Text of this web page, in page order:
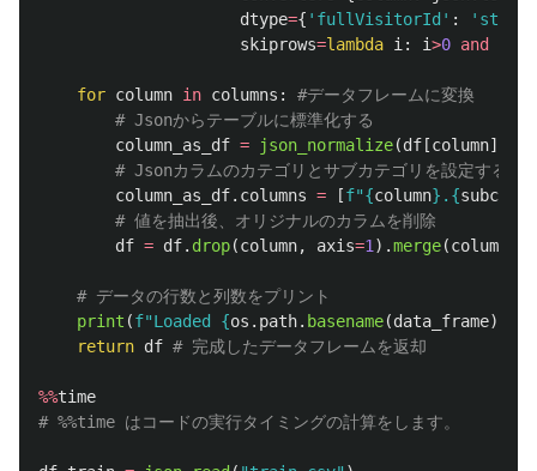
dtype={ ' fullVisitorId ' : ' str
skiprows=lambda i: i>0 and
for column in columns :
column_as_df = json_normalize(df [column])
column_as_df. columns = [f"{column} . {
df = df. drop(column, axis=1).merge(
print (f"Loaded {os . path. basename(data_frame)
return df
%%time